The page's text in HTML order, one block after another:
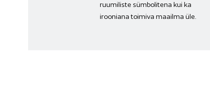
ruumiliste sümbolitena kui ka
irooniana toimiva maailma üle.